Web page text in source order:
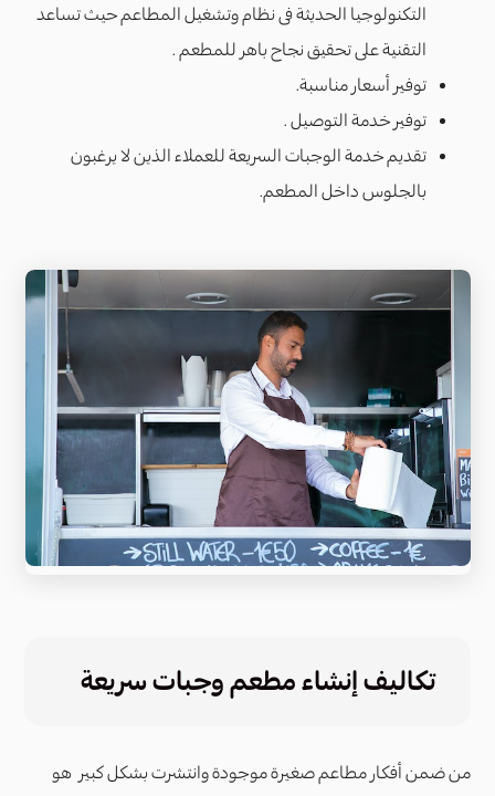
التكنولوجيا الحديثة فى نظام وتشغيل المطاعم حيث تساعد
التقنية على تحقيق نجاح باهر للمطعم .
توفير أسعار مناسبة.
توفير خدمة التوصيل .
تقديم خدمة الوجبات السريعة للعملاء الذين لا يرغبون
بالجلوس داخل المطعم.
تكاليف إنشاء مطعم وجبات سريعة
من ضمن أفكار مطاعم صغيرة موجودة وانتشرت بشكل كبير هو